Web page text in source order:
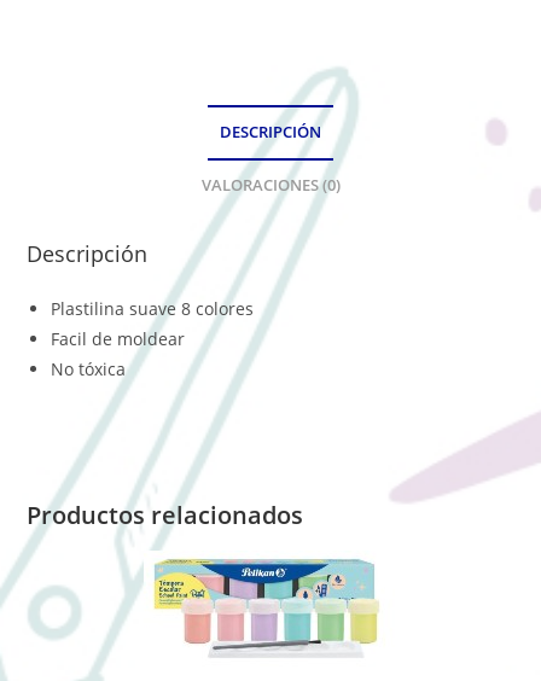
DESCRIPCIÓN
VALORACIONES (0)
Descripción
Plastilina suave 8 colores
Facil de moldear
No tóxica
Productos relacionados